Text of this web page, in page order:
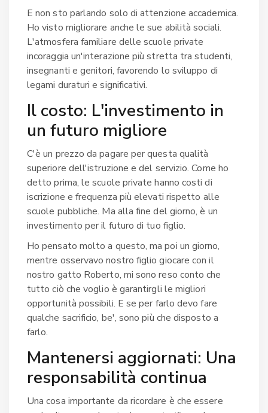
E non sto parlando solo di attenzione accademica.
Ho visto migliorare anche le sue abilità sociali.
L'atmosfera familiare delle scuole private
incoraggia un'interazione più stretta tra studenti,
insegnanti e genitori, favorendo lo sviluppo di
legami duraturi e significativi.
Il costo: L'investimento in
un futuro migliore
C'è un prezzo da pagare per questa qualità
superiore dell'istruzione e del servizio. Come ho
detto prima, le scuole private hanno costi di
iscrizione e frequenza più elevati rispetto alle
scuole pubbliche. Ma alla fine del giorno, è un
investimento per il futuro di tuo figlio.
Ho pensato molto a questo, ma poi un giorno,
mentre osservavo nostro figlio giocare con il
nostro gatto Roberto, mi sono reso conto che
tutto ciò che voglio è garantirgli le migliori
opportunità possibili. E se per farlo devo fare
qualche sacrificio, be', sono più che disposto a
farlo.
Mantenersi aggiornati: Una
responsabilità continua
Una cosa importante da ricordare è che essere